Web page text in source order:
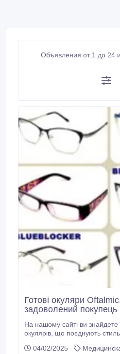
Объявления от 1 до 24
Готові окуляри
задоволений покупець
На нашому сайті ви знайдете
окулярів, що поєднують стиль, якість та доступність
найкращий результат і ясність зору. Ми
04/02/2025